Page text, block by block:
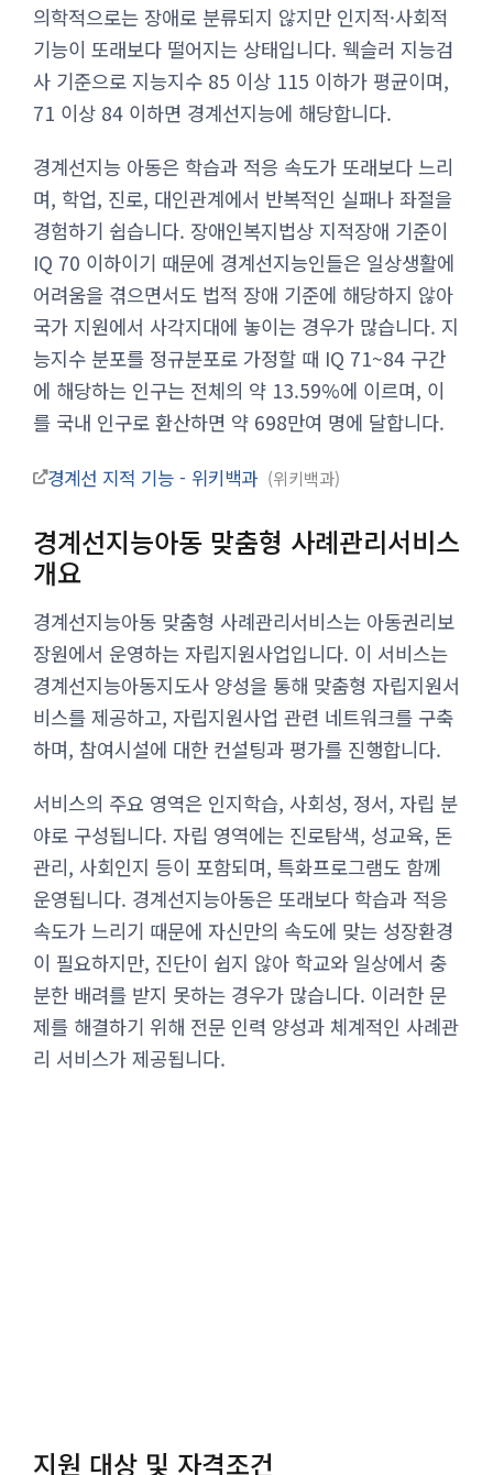
의학적으로는 장애로 분류되지 않지만 인지적·사회적
기능이 또래보다 떨어지는 상태입니다. 웩슬러 지능검
사 기준으로 지능지수 85 이상 115 이하가 평균이며,
71 이상 84 이하면 경계선지능에 해당합니다.
경계선지능 아동은 학습과 적응 속도가 또래보다 느리
며, 학업, 진로, 대인관계에서 반복적인 실패나 좌절을
경험하기 쉽습니다. 장애인복지법상 지적장애 기준이
IQ 70 이하이기 때문에 경계선지능인들은 일상생활에
어려움을 겪으면서도 법적 장애 기준에 해당하지 않아
국가 지원에서 사각지대에 놓이는 경우가 많습니다. 지
능지수 분포를 정규분포로 가정할 때 IQ 71~84 구간
에 해당하는 인구는 전체의 약 13.59%에 이르며, 이
를 국내 인구로 환산하면 약 698만여 명에 달합니다.
경계선 지적 기능 - 위키백과 위키백과
경계선지능아동 맞춤형 사례관리서비스
개요
경계선지능아동 맞춤형 사례관리서비스는 아동권리보
장원에서 운영하는 자립지원사업입니다. 이 서비스는
경계선지능아동지도사 양성을 통해 맞춤형 자립지원서
비스를 제공하고, 자립지원사업 관련 네트워크를 구축
하며, 참여시설에 대한 컨설팅과 평가를 진행합니다.
서비스의 주요 영역은 인지학습, 사회성, 정서, 자립 분
야로 구성됩니다. 자립 영역에는 진로탐색, 성교육, 돈
관리, 사회인지 등이 포함되며, 특화프로그램도 함께
운영됩니다. 경계선지능아동은 또래보다 학습과 적응
속도가 느리기 때문에 자신만의 속도에 맞는 성장환경
이 필요하지만, 진단이 쉽지 않아 학교와 일상에서 충
분한 배려를 받지 못하는 경우가 많습니다. 이러한 문
제를 해결하기 위해 전문 인력 양성과 체계적인 사례관
리 서비스가 제공됩니다.
지원 대상 및 자격조건